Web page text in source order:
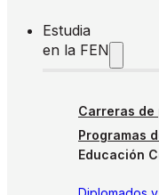
Estudia
en la FEN
Carreras de
Programas
Educación